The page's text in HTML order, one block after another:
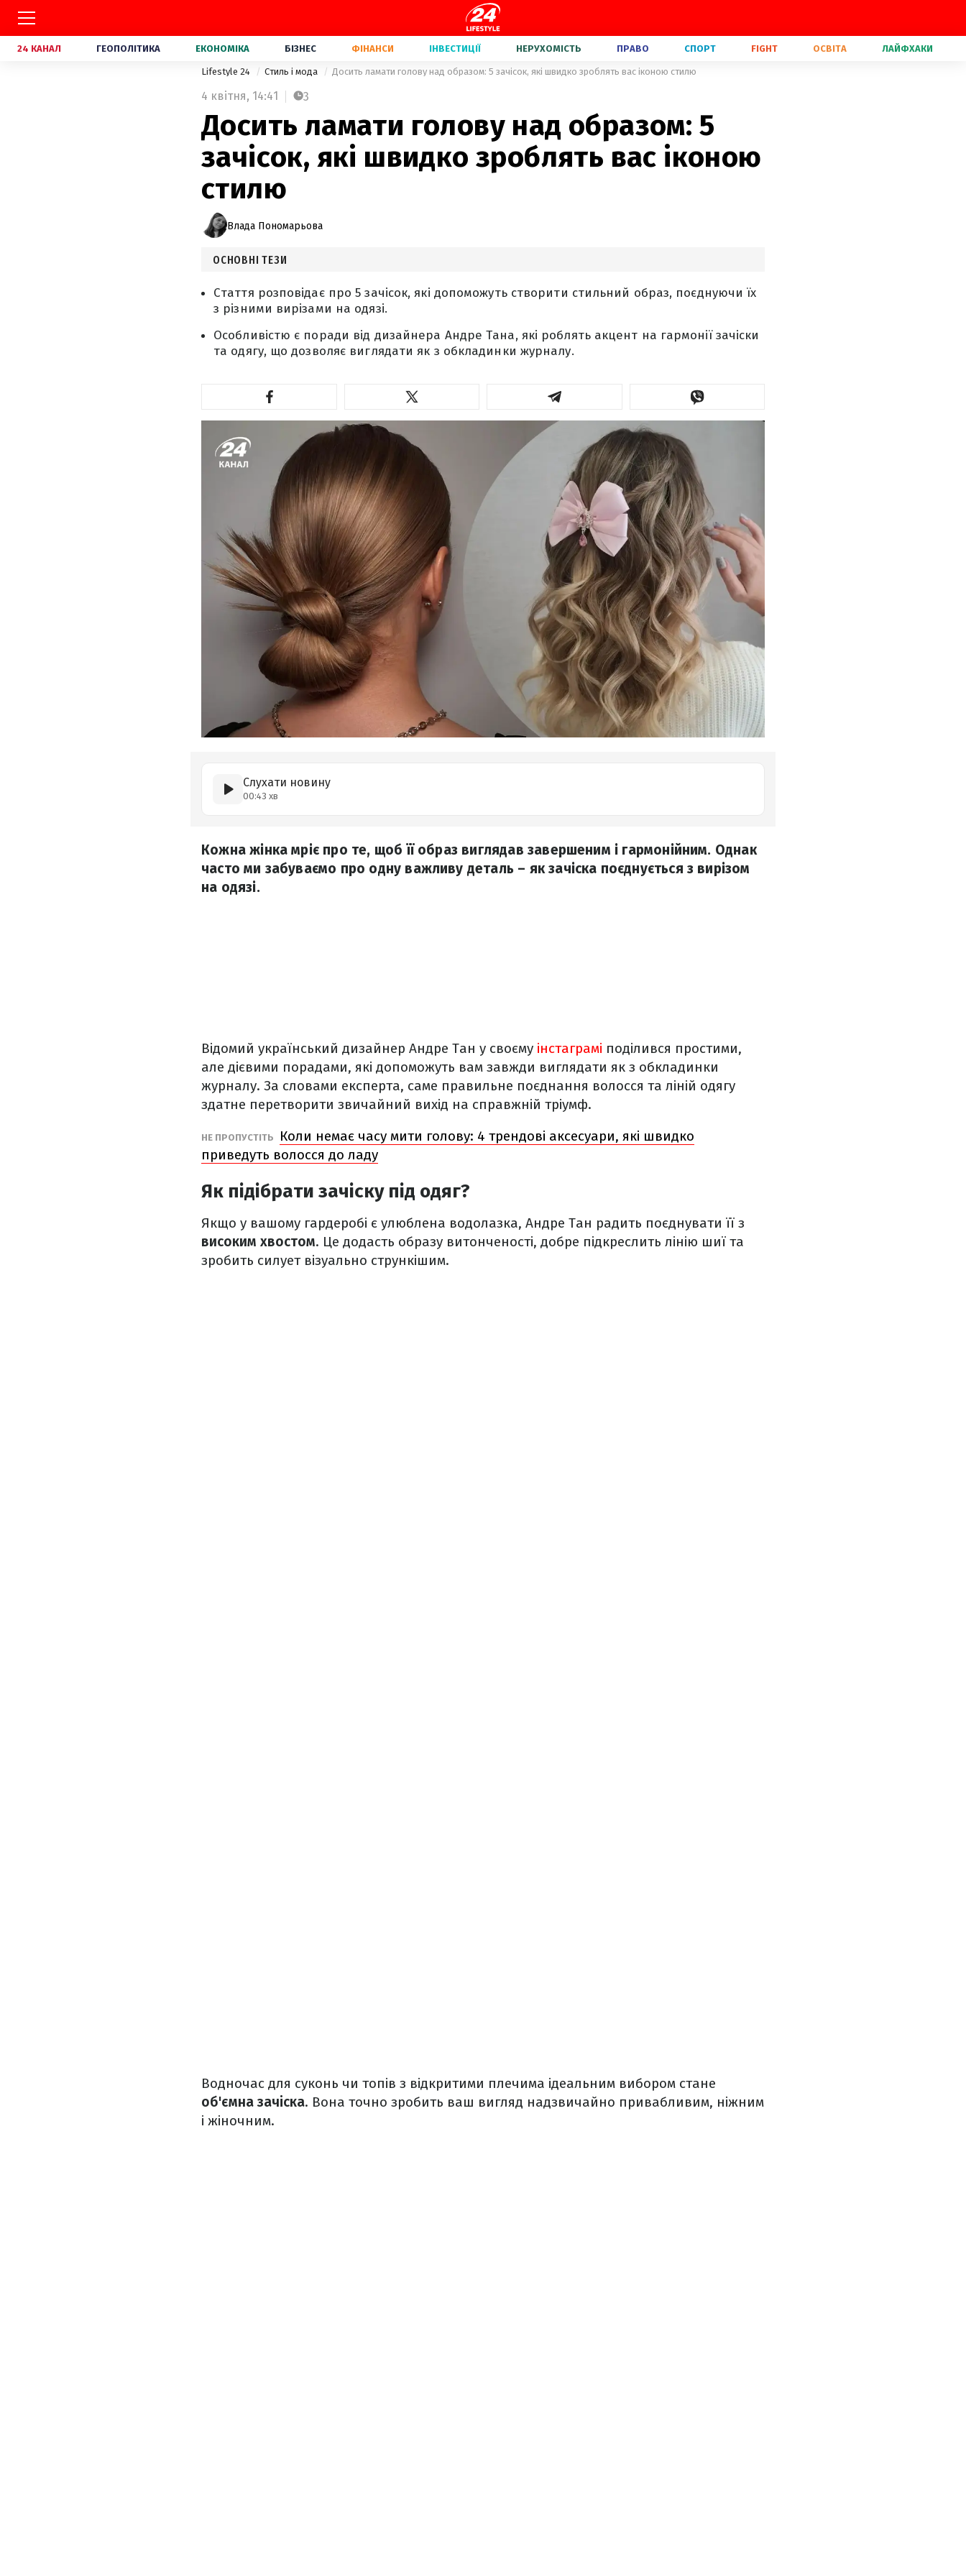
24 КАНАЛ ГЕОПОЛІТИКА ЕКОНОМІКА БІЗНЕС ФІНАНСИ ІНВЕСТИЦІЇ НЕРУХОМІСТЬ ПРАВО СПОРТ FIGHT ОСВІТА ЛАЙФХАКИ
Lifestyle 24 Стиль і мода Досить ламати голову над образом: 5 зачісок, які швидко зроблять вас іконою стилю
4 квітня, 14:41 3
Досить ламати голову над образом: 5
зачісок, які швидко зроблять вас іконою
стилю
Влада Пономарьова
ОСНОВНІ ТЕЗИ
Стаття розповідає про 5 зачісок, які допоможуть створити стильний образ, поєднуючи їх
з різними вирізами на одязі.
Особливістю є поради від дизайнера Андре Тана, які роблять акцент на гармонії зачіски
та одягу, що дозволяє виглядати як з обкладинки журналу.
Слухати новину
00:43 хв
Кожна жінка мріє про те, щоб її образ виглядав завершеним і гармонійним. Однак
часто ми забуваємо про одну важливу деталь – як зачіска поєднується з вирізом
на одязі.
Відомий український дизайнер Андре Тан у своєму інстаграмі поділився простими,
але дієвими порадами, які допоможуть вам завжди виглядати як з обкладинки
журналу. За словами експерта, саме правильне поєднання волосся та ліній одягу
здатне перетворити звичайний вихід на справжній тріумф.
НЕ ПРОПУСТІТЬ
Коли немає часу мити голову: 4 трендові аксесуари, які швидко
приведуть волосся до ладу
Як підібрати зачіску під одяг?
Якщо у вашому гардеробі є улюблена водолазка, Андре Тан радить поєднувати її з
високим хвостом. Це додасть образу витонченості, добре підкреслить лінію шиї та
зробить силует візуально стрункішим.
Водночас для суконь чи топів з відкритими плечима ідеальним вибором стане
об'ємна зачіска. Вона точно зробить ваш вигляд надзвичайно привабливим, ніжним
і жіночним.